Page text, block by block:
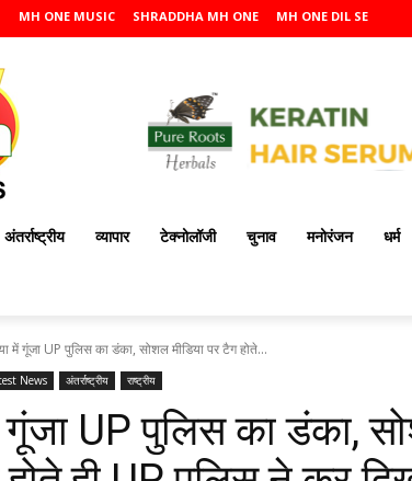
MH ONE MUSIC SHRADDHA MH ONE MH ONE DIL SE
अंतर्राष्ट्रीय व्यापार टेक्नोलॉजी चुनाव मनोरंजन धर्म
में गूंजा UP पुलिस का डंका, सोशल मीडिया पर टैग होते...
News अंतर्राष्ट्रीय राष्ट्रीय
UP पुलिस का डंका,